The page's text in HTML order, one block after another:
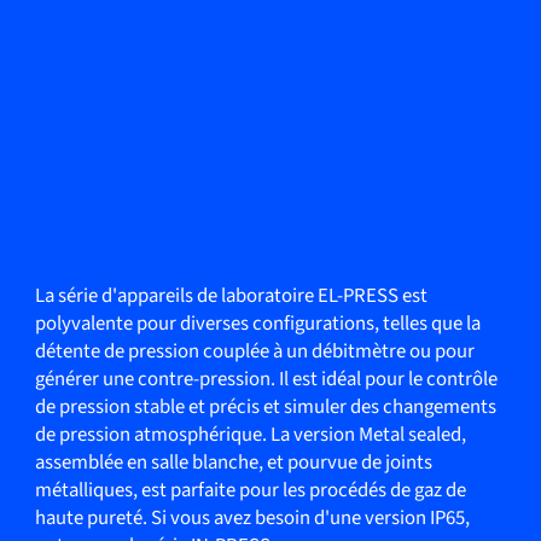
La série d'appareils de laboratoire EL-PRESS est
polyvalente pour diverses configurations, telles que la
détente de pression couplée à un débitmètre ou pour
générer une contre-pression. Il est idéal pour le contrôle
de pression stable et précis et simuler des changements
de pression atmosphérique. La version Metal sealed,
assemblée en salle blanche, et pourvue de joints
métalliques, est parfaite pour les procédés de gaz de
haute pureté. Si vous avez besoin d'une version IP65,